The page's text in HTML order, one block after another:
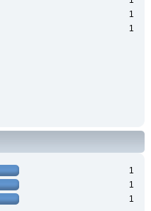
1
1
1
1
1